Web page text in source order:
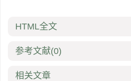
HTML全文
参考文献(0)
相关文章